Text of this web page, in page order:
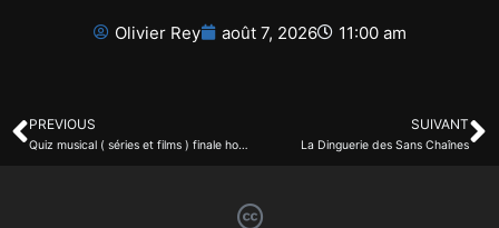
Olivier Rey août 7, 2026 11:00 am
PREVIOUS
Quiz musical ( séries et films ) finale hommes
SUIVANT
La Dinguerie des Sans Chaînes